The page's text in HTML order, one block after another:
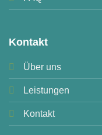
Kontakt
Über uns
Leistungen
Kontakt